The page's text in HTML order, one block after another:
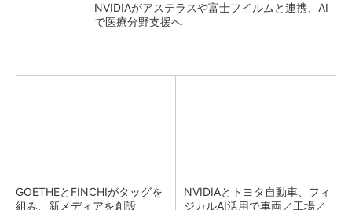
NVIDIAがアステラスや富士フイルムと連携、AI
で医療分野支援へ
GOETHEとFINCHIがタッグを
組み、新メディアを創設
NVIDIAとトヨタ自動車、フィ
ジカルAI活用で車両／工場／